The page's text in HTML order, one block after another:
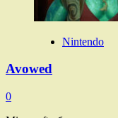
Nintendo
Avowed
0